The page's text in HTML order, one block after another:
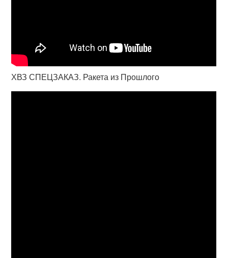
ХВЗ СПЕЦЗАКАЗ. Ракета из Прошлого